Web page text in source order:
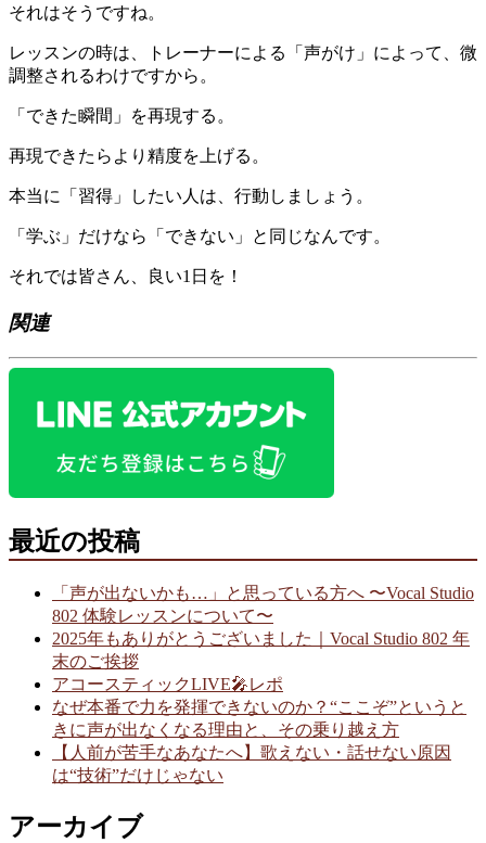
それはそうですね。
レッスンの時は、トレーナーによる「声がけ」によって、微
調整されるわけですから。
「できた瞬間」を再現する。
再現できたらより精度を上げる。
本当に「習得」したい人は、行動しましょう。
「学ぶ」だけなら「できない」と同じなんです。
それでは皆さん、良い1日を！
関連
最近の投稿
「声が出ないかも…」と思っている方へ 〜Vocal Studio
802 体験レッスンについて〜
2025年もありがとうございました｜Vocal Studio 802 年
末のご挨拶
アコースティックLIVE🎤レポ
なぜ本番で力を発揮できないのか？“ここぞ”というと
きに声が出なくなる理由と、その乗り越え方
【人前が苦手なあなたへ】歌えない・話せない原因
は“技術”だけじゃない
アーカイブ